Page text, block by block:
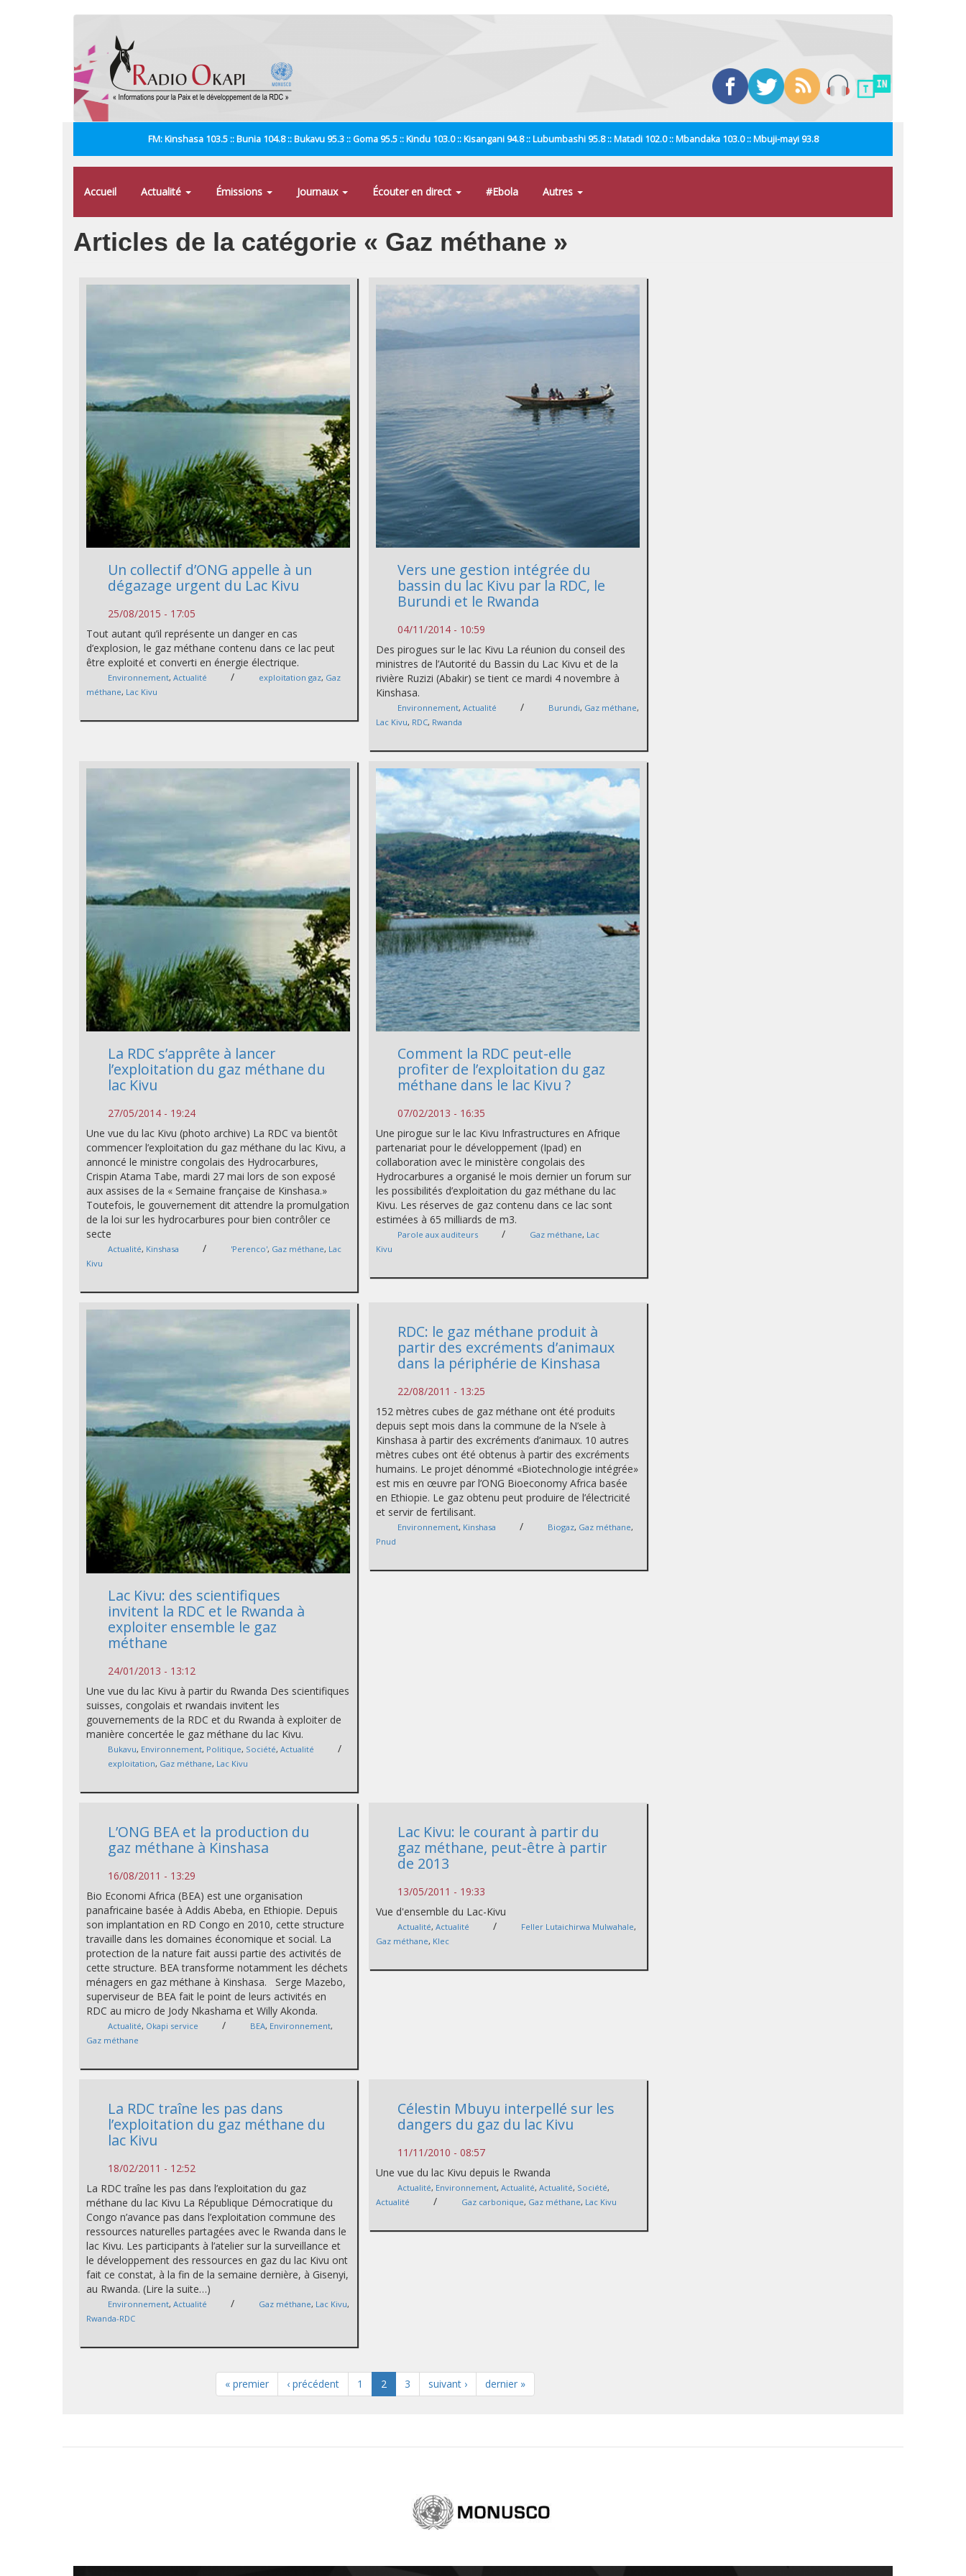
FM: Kinshasa 103.5 :: Bunia 104.8 :: Bukavu 95.3 :: Goma 95.5 :: Kindu 103.0 :: Kisangani 94.8 :: Lubumbashi 95.8 :: Matadi 102.0 :: Mbandaka 103.0 :: Mbuji-mayi 93.8
Accueil Actualité Émissions Journaux Écouter en direct #Ebola Autres
Articles de la catégorie « Gaz méthane »
Un collectif d’ONG appelle à un
dégazage urgent du Lac Kivu
25/08/2015 - 17:05
Tout autant qu’il représente un danger en cas
d’explosion, le gaz méthane contenu dans ce lac peut
être exploité et converti en énergie électrique.
Environnement,Actualité / exploitation gaz, Gaz
méthane, Lac Kivu
Vers une gestion intégrée du
bassin du lac Kivu par la RDC, le
Burundi et le Rwanda
04/11/2014 - 10:59
Des pirogues sur le lac Kivu La réunion du conseil des
ministres de l’Autorité du Bassin du Lac Kivu et de la
rivière Ruzizi (Abakir) se tient ce mardi 4 novembre à
Kinshasa.
Environnement,Actualité / Burundi, Gaz méthane,
Lac Kivu, RDC, Rwanda
La RDC s’apprête à lancer
l’exploitation du gaz méthane du
lac Kivu
27/05/2014 - 19:24
Une vue du lac Kivu (photo archive) La RDC va bientôt
commencer l’exploitation du gaz méthane du lac Kivu, a
annoncé le ministre congolais des Hydrocarbures,
Crispin Atama Tabe, mardi 27 mai lors de son exposé
aux assises de la « Semaine française de Kinshasa.»
Toutefois, le gouvernement dit attendre la promulgation
de la loi sur les hydrocarbures pour bien contrôler ce
secte
Actualité, Kinshasa / 'Perenco', Gaz méthane, Lac
Kivu
Comment la RDC peut-elle
profiter de l’exploitation du gaz
méthane dans le lac Kivu ?
07/02/2013 - 16:35
Une pirogue sur le lac Kivu Infrastructures en Afrique
partenariat pour le développement (Ipad) en
collaboration avec le ministère congolais des
Hydrocarbures a organisé le mois dernier un forum sur
les possibilités d’exploitation du gaz méthane du lac
Kivu. Les réserves de gaz contenu dans ce lac sont
estimées à 65 milliards de m3.
Parole aux auditeurs / Gaz méthane, Lac
Kivu
Lac Kivu: des scientifiques
invitent la RDC et le Rwanda à
exploiter ensemble le gaz
méthane
24/01/2013 - 13:12
Une vue du lac Kivu à partir du Rwanda Des scientifiques
suisses, congolais et rwandais invitent les
gouvernements de la RDC et du Rwanda à exploiter de
manière concertée le gaz méthane du lac Kivu.
Bukavu, Environnement, Politique, Société,Actualité /
exploitation, Gaz méthane, Lac Kivu
RDC: le gaz méthane produit à
partir des excréments d’animaux
dans la périphérie de Kinshasa
22/08/2011 - 13:25
152 mètres cubes de gaz méthane ont été produits
depuis sept mois dans la commune de la N’sele à
Kinshasa à partir des excréments d’animaux. 10 autres
mètres cubes ont été obtenus à partir des excréments
humains. Le projet dénommé «Biotechnologie intégrée»
est mis en œuvre par l’ONG Bioeconomy Africa basée
en Ethiopie. Le gaz obtenu peut produire de l’électricité
et servir de fertilisant.
Environnement, Kinshasa / Biogaz, Gaz méthane,
Pnud
L’ONG BEA et la production du
gaz méthane à Kinshasa
16/08/2011 - 13:29
Bio Economi Africa (BEA) est une organisation
panafricaine basée à Addis Abeba, en Ethiopie. Depuis
son implantation en RD Congo en 2010, cette structure
travaille dans les domaines économique et social. La
protection de la nature fait aussi partie des activités de
cette structure. BEA transforme notamment les déchets
ménagers en gaz méthane à Kinshasa. Serge Mazebo,
superviseur de BEA fait le point de leurs activités en
RDC au micro de Jody Nkashama et Willy Akonda.
Actualité, Okapi service / BEA, Environnement,
Gaz méthane
Lac Kivu: le courant à partir du
gaz méthane, peut-être à partir
de 2013
13/05/2011 - 19:33
Vue d'ensemble du Lac-Kivu
Actualité,Actualité / Feller Lutaichirwa Mulwahale,
Gaz méthane, Klec
La RDC traîne les pas dans
l’exploitation du gaz méthane du
lac Kivu
18/02/2011 - 12:52
La RDC traîne les pas dans l’exploitation du gaz
méthane du lac Kivu La République Démocratique du
Congo n’avance pas dans l’exploitation commune des
ressources naturelles partagées avec le Rwanda dans le
lac Kivu. Les participants à l’atelier sur la surveillance et
le développement des ressources en gaz du lac Kivu ont
fait ce constat, à la fin de la semaine dernière, à Gisenyi,
au Rwanda. (Lire la suite…)
Environnement,Actualité / Gaz méthane, Lac Kivu,
Rwanda-RDC
Célestin Mbuyu interpellé sur les
dangers du gaz du lac Kivu
11/11/2010 - 08:57
Une vue du lac Kivu depuis le Rwanda
Actualité, Environnement,Actualité,Actualité, Société,
Actualité
/ Gaz carbonique, Gaz méthane, Lac Kivu
« premier ‹ précédent 1 2 3 suivant › dernier »